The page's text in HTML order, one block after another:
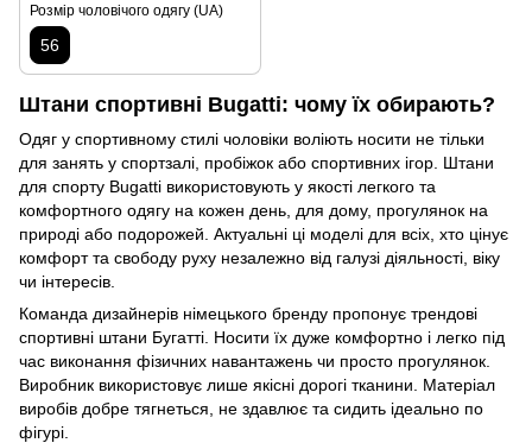
Розмір чоловічого одягу (UA)
56
Штани спортивні Bugatti: чому їх обирають?
Одяг у спортивному стилі чоловіки воліють носити не тільки
для занять у спортзалі, пробіжок або спортивних ігор. Штани
для спорту Bugatti використовують у якості легкого та
комфортного одягу на кожен день, для дому, прогулянок на
природі або подорожей. Актуальні ці моделі для всіх, хто цінує
комфорт та свободу руху незалежно від галузі діяльності, віку
чи інтересів.
Команда дизайнерів німецького бренду пропонує трендові
спортивні штани Бугатті. Носити їх дуже комфортно і легко під
час виконання фізичних навантажень чи просто прогулянок.
Виробник використовує лише якісні дорогі тканини. Матеріал
виробів добре тягнеться, не здавлює та сидить ідеально по
фігурі.